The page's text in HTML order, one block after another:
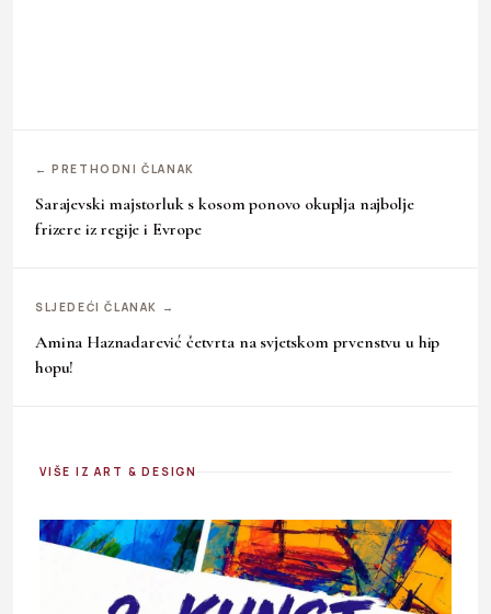
← PRETHODNI ČLANAK
Sarajevski majstorluk s kosom ponovo okuplja najbolje
frizere iz regije i Evrope
SLJEDEĆI ČLANAK →
Amina Haznadarević četvrta na svjetskom prvenstvu u hip
hopu!
VIŠE IZ ART & DESIGN